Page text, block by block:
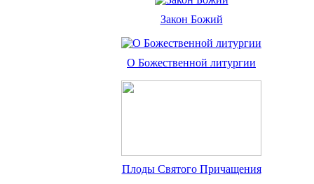
Закон Божий
О Божественной литургии
Плоды Святого Причащения